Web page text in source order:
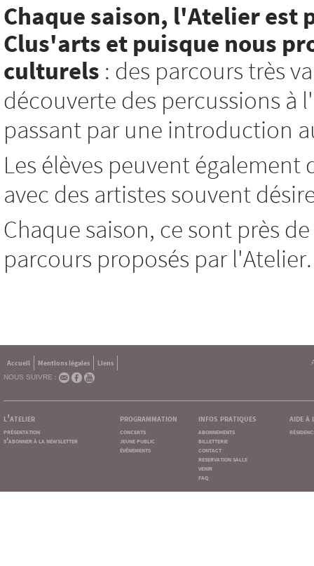
Chaque saison, l'Atelier
Clus'arts et puisque nous
culturels : des parcours très
découverte des percussions
passant par une introduction
Les élèves peuvent
avec des artistes souvent
Chaque saison, ce sont près
parcours proposés par l'Atelier.
Accueil Mentions légales
Liens
NOUS SUIVRE :
l'atelier
présentation
s'abonner à la newsletter
programmation
concerts
jeune public
événements
infos pratiques
abonnements
billetterie
contact
reservation salle
venir
faq
aide